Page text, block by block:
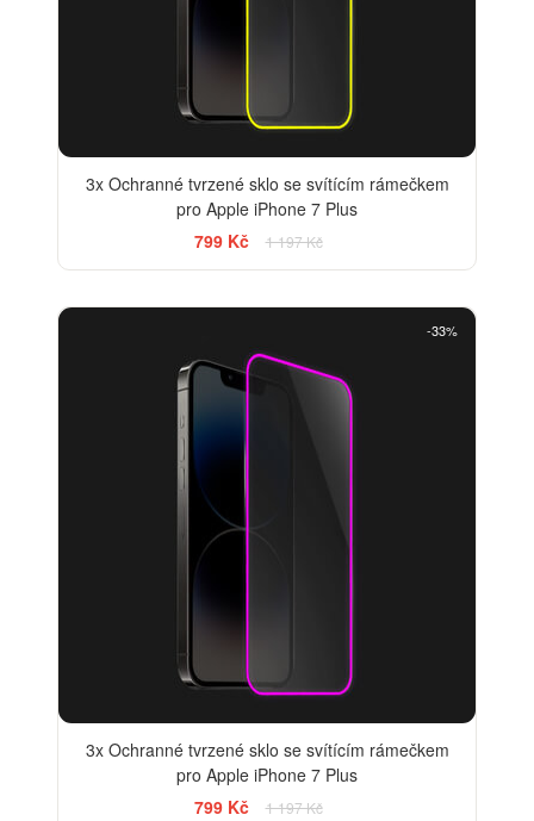
3x Ochranné tvrzené sklo se svítícím rámečkem
pro Apple iPhone 7 Plus
799 Kč
1 197 Kč
-33%
3x Ochranné tvrzené sklo se svítícím rámečkem
pro Apple iPhone 7 Plus
799 Kč
1 197 Kč